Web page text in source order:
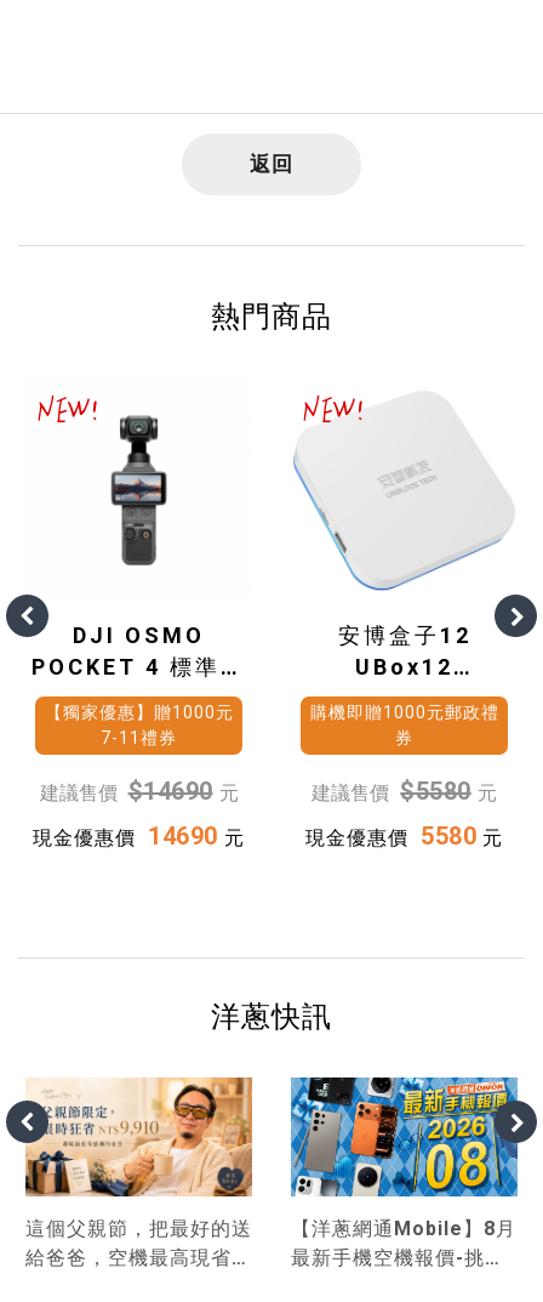
返回
熱門商品
DJI OSMO
POCKET 4 標準套
裝
【獨家優惠】贈1000元
7-11禮券
建議售價 $14690 元
現金優惠價
14690 元
安博盒子12
UBox12
(4G+64G)
購機即贈1000元郵政禮
券
建議售價 $5580 元
現金優惠價
5580 元
洋蔥快訊
這個父親節，把最好的送
給爸爸，空機最高現省
【洋蔥網通Mobile】8月
最新手機空機報價-挑戰